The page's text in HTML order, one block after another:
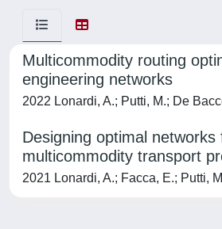
Multicommodity routing
engineering networks
2022 Lonardi, A.; Putti, M.; De
Designing optimal networks
multicommodity transport
2021 Lonardi, A.; Facca, E.; Putti,